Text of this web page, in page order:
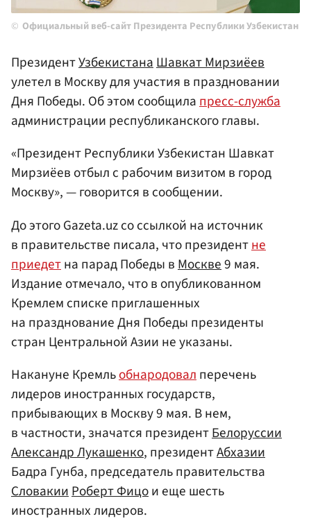
Официальный веб-сайт Президента Республики Узбекистан
ПрезидентУзбекистанаШавкат Мирзиёев
улетел в Москву для участия в праздновании
Дня Победы. Об этом сообщилапресс-служба
администрации республиканского главы.
«Президент Республики Узбекистан Шавкат
Мирзиёев отбыл с рабочим визитом в город
Москву», — говорится в сообщении.
До этого Gazeta.uz со ссылкой на источник
в правительстве писала, что президентне
приедетна парад Победы в Москве9 мая.
Издание отмечало, что в опубликованном
Кремлем списке приглашенных
на празднование Дня Победы президенты
стран Центральной Азии не указаны.
Накануне Кремльобнародовалперечень
лидеров иностранных государств,
прибывающих в Москву 9 мая. В нем,
в частности, значатся президентБелоруссии
Александр Лукашенко, президентАбхазии
Бадра Гунба, председатель правительства
СловакииРоберт Фицои еще шесть
иностранных лидеров.